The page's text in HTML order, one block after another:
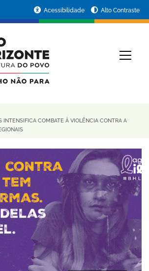
Acessibilidade Alto Contraste
INTENSIFICA COMBATE À VIOLÊNCIA CONTRA A